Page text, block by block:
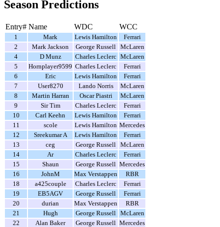
Season Predictions
Entry# Name WDC WCC
1 Mark Lewis Hamilton
Ferrari
2
Mark Jackson George Russell
McLaren
4
D Munz Charles Leclerc McLaren
5
Hornplayer9599 Charles Leclerc
Ferrari
6
Eric Lewis Hamilton
Ferrari
7
User8270 Lando Norris
McLaren
8
Martin Harran Oscar Piastri
McLaren
9
Sir Tim Charles Leclerc
Ferrari
10
Carl Keehn Lewis Hamilton
Ferrari
11
scole Lewis Hamilton Mercedes
12
Sreekumar A Lewis Hamilton
Ferrari
13
ceg George Russell
McLaren
14
Ar Charles Leclerc
Ferrari
15
Shaun George Russell Mercedes
16
JohnM Max Verstappen
RBR
18
a425couple Charles Leclerc
Ferrari
19
EB5AGV George Russell
Ferrari
20
durian Max Verstappen
RBR
21
Hugh George Russell
McLaren
22
Alan Baker George Russell Mercedes